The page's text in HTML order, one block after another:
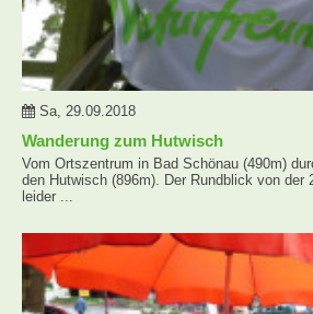
Sa, 29.09.2018
Wanderung zum Hutwisch
Vom Ortszentrum in Bad Schönau (490m)
den Hutwisch (896m). Der Rundblick von der
leider ...